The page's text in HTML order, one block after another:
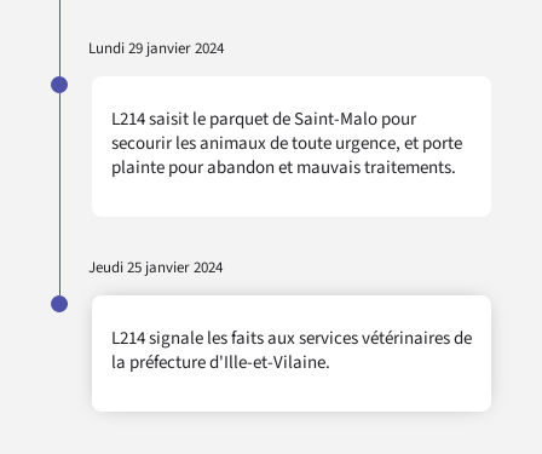
Lundi 29 janvier 2024
L214 saisit le parquet de Saint-Malo pour
secourir les animaux de toute urgence, et porte
plainte pour abandon et mauvais traitements.
Jeudi 25 janvier 2024
L214 signale les faits aux services vétérinaires de
la préfecture d'Ille-et-Vilaine.